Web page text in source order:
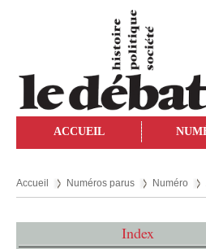
ACCUEIL
Accueil Numéros parus Numéro
Index